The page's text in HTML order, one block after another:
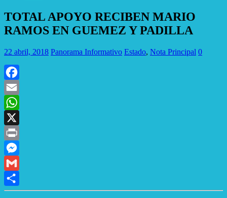
TOTAL APOYO RECIBEN MARIO
RAMOS EN GUEMEZ Y PADILLA
22 abril, 2018 Panorama Informativo Estado, Nota Principal 0
Facebook
Email
WhatsApp
X
Print
Messenger
Gmail
Compartir